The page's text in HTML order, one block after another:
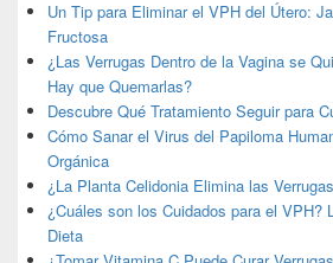
Un Tip para Eliminar el VPH del Útero:
Fructosa
¿Las Verrugas Dentro de la Vagina se
Hay que Quemarlas?
Descubre Qué Tratamiento Seguir para
Cómo Sanar el Virus del Papiloma
Orgánica
¿La Planta Celidonia Elimina las
¿Cuáles son los Cuidados para el VPH?
Dieta